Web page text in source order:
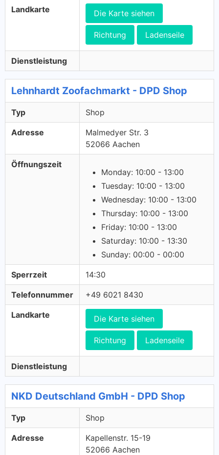
Landkarte Die Karte siehen
Richtung Ladenseile
Dienstleistung
Lehnhardt Zoofachmarkt - DPD Shop
Typ Shop
Adresse
Malmedyer Str. 3
52066 Aachen
Öffnungszeit
Monday: 10:00 - 13:00
Tuesday: 10:00 - 13:00
Wednesday: 10:00 - 13:00
Thursday: 10:00 - 13:00
Friday: 10:00 - 13:00
Saturday: 10:00 - 13:30
Sunday: 00:00 - 00:00
Sperrzeit 14:30
Telefonnummer +49 6021 8430
Landkarte Die Karte siehen
Richtung Ladenseile
Dienstleistung
NKD Deutschland GmbH - DPD Shop
Typ Shop
Adresse
Kapellenstr. 15-19
52066 Aachen